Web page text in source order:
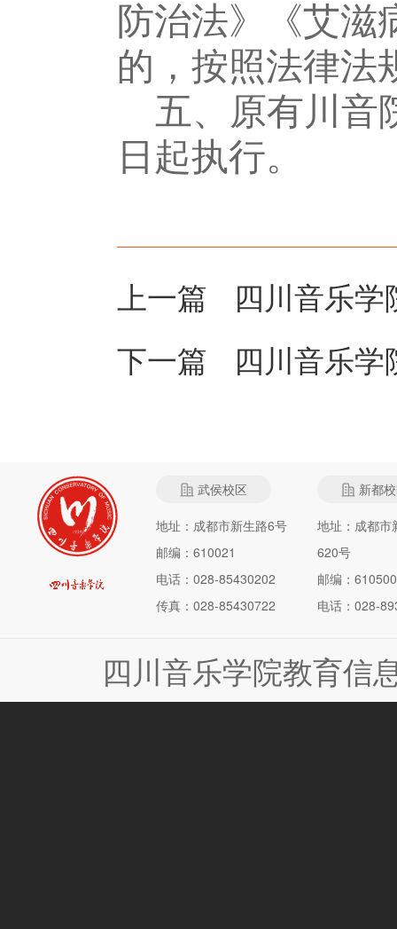
防治法》《艾滋
的，按照法律法
五、原有川音
日起执行。
上一篇 四川音乐
下一篇 四川音乐
武侯校区
地址：成都市新生路6号
邮编：610021
电话：028-85430202
传真：028-85430722
新都
地址：成都市
620号
邮编：610500
电话：028-
四川音乐学院教育